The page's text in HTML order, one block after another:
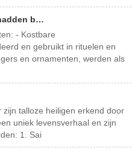
b…
- Kostbare
en gebruikt in rituelen en
en ornamenten, werden als
talloze heiligen erkend door
uniek levensverhaal en zijn
1. Sai